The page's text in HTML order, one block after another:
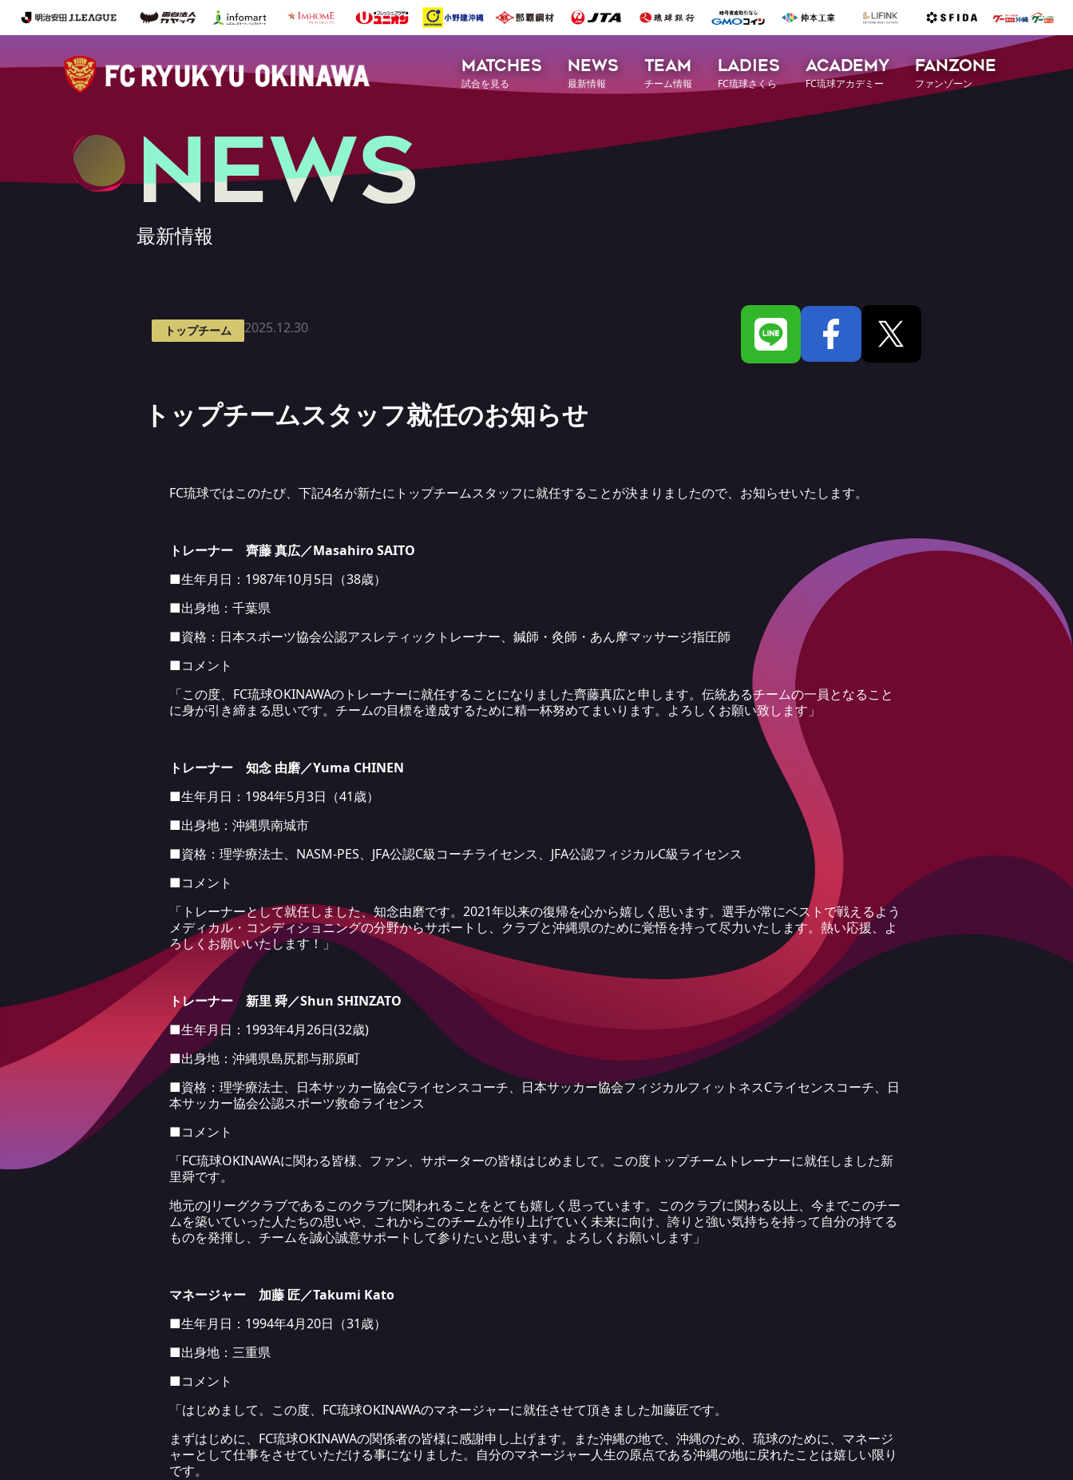
MATCHES
試合を見る
NEWS
最新情報
TEAM
チーム情報
LADIES
FC琉球さくら
ACADEMY
FC琉球アカデミー
FANZONE
ファンゾーン
NEWS
最新情報
トップチーム 2025.12.30
トップチームスタッフ就任のお知らせ
FC琉球ではこのたび、下記4名が新たにトップチームスタッフに就任することが決まりましたので、お知らせいたします。
トレーナー 齊藤 真広／Masahiro SAITO
■生年月日：1987年10月5日（38歳）
■出身地：千葉県
■資格：日本スポーツ協会公認アスレティックトレーナー、鍼師・灸師・あん摩マッサージ指圧師
■コメント
「この度、FC琉球OKINAWAのトレーナーに就任することになりました齊藤真広と申します。伝統あるチームの一員となること
に身が引き締まる思いです。チームの目標を達成するために精一杯努めてまいります。よろしくお願い致します」
トレーナー 知念 由磨／Yuma CHINEN
■生年月日：1984年5月3日（41歳）
■出身地：沖縄県南城市
■資格：理学療法士、NASM-PES、JFA公認C級コーチライセンス、JFA公認フィジカルC級ライセンス
■コメント
「トレーナーとして就任しました、知念由磨です。2021年以来の復帰を心から嬉しく思います。選手が常にベストで戦えるよう
メディカル・コンディショニングの分野からサポートし、クラブと沖縄県のために覚悟を持って尽力いたします。熱い応援、よ
ろしくお願いいたします！」
トレーナー 新里 舜／Shun SHINZATO
■生年月日：1993年4月26日(32歳)
■出身地：沖縄県島尻郡与那原町
■資格：理学療法士、日本サッカー協会Cライセンスコーチ、日本サッカー協会フィジカルフィットネスCライセンスコーチ、日
本サッカー協会公認スポーツ救命ライセンス
■コメント
「FC琉球OKINAWAに関わる皆様、ファン、サポーターの皆様はじめまして。この度トップチームトレーナーに就任しました新
里舜です。
地元のJリーグクラブであるこのクラブに関われることをとても嬉しく思っています。このクラブに関わる以上、今までこのチー
ムを築いていった人たちの思いや、これからこのチームが作り上げていく未来に向け、誇りと強い気持ちを持って自分の持てる
ものを発揮し、チームを誠心誠意サポートして参りたいと思います。よろしくお願いします」
マネージャー 加藤 匠／Takumi Kato
■生年月日：1994年4月20日（31歳）
■出身地：三重県
■コメント
「はじめまして。この度、FC琉球OKINAWAのマネージャーに就任させて頂きました加藤匠です。
まずはじめに、FC琉球OKINAWAの関係者の皆様に感謝申し上げます。また沖縄の地で、沖縄のため、琉球のために、マネージ
ャーとして仕事をさせていただける事になりました。自分のマネージャー人生の原点である沖縄の地に戻れたことは嬉しい限り
です。